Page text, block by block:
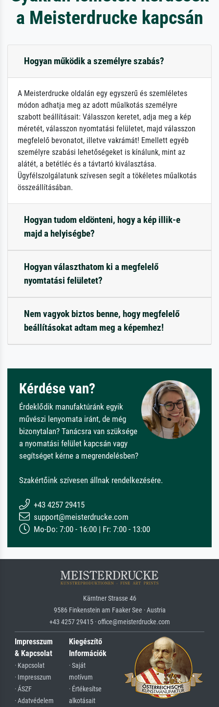
a Meisterdrucke kapcsán
Hogyan működik a személyre szabás?
A Meisterdrucke oldalán egy egyszerű és szemléletes
módon adhatja meg az adott műalkotás személyre
szabott beállításait: Válasszon keretet, adja meg a kép
méretét, válasszon nyomtatási felületet, majd válasszon
megfelelő bevonatot, illetve vakrámát! Emellett egyéb
személyre szabási lehetőségeket is kínálunk, mint az
alátét, a betétléc és a távtartó kiválasztása.
Ügyfélszolgálatunk szívesen segít a tökéletes műalkotás
összeállításában.
Hogyan tudom eldönteni, hogy a kép illik-e
majd a helyiségbe?
Hogyan választhatom ki a megfelelő
nyomtatási felületet?
Nem vagyok biztos benne, hogy megfelelő
beállításokat adtam meg a képemhez!
Kérdése van?
Érdeklődik manufaktúránk egyik
művészi lenyomata iránt, de még
bizonytalan? Tanácsra van szüksége
a nyomatási felület kapcsán vagy
segítséget kérne a megrendelésben?
Szakértőink szívesen állnak rendelkezésére.
+43 4257 29415
support@meisterdrucke.com
Mo-Do: 7:00 - 16:00 | Fr: 7:00 - 13:00
Kärntner Strasse 46
9586 Finkenstein am Faaker See · Austria
+43 4257 29415 · office@meisterdrucke.com
Impresszum
& Kapcsolat
· Kapcsolat
· Impresszum
· ÁSZF
· Adatvédelem
Kiegészítő
Információk
· Saját
motívum
· Értékesítse
alkotásait